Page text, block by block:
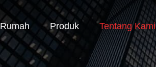
Rumah Produk Tentang Kami